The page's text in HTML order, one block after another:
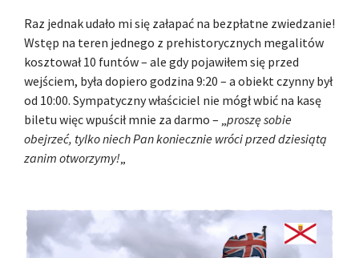
Raz jednak udało mi się załapać na bezpłatne zwiedzanie!
Wstęp na teren jednego z prehistorycznych megalitów
kosztował 10 funtów – ale gdy pojawiłem się przed
wejściem, była dopiero godzina 9:20 – a obiekt czynny był
od 10:00. Sympatyczny właściciel nie mógł wbić na kasę
biletu więc wpuścił mnie za darmo – „ proszę sobie
obejrzeć, tylko niech Pan koniecznie wróci przed dziesiątą
zanim otworzymy!